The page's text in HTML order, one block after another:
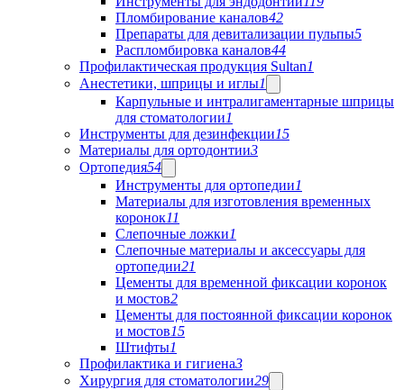
Пломбирование каналов42
Препараты для девитализации пульпы5
Распломбировка каналов44
Профилактическая продукция Sultan1
Анестетики, шприцы и иглы1
Карпульные и интралигаментарные шприцы
для стоматологии1
Инструменты для дезинфекции15
Материалы для ортодонтии3
Ортопедия54
Инструменты для ортопедии1
Материалы для изготовления временных
коронок11
Слепочные ложки1
Слепочные материалы и аксессуары для
ортопедии21
Цементы для временной фиксации коронок
и мостов2
Цементы для постоянной фиксации коронок
и мостов15
Штифты1
Профилактика и гигиена3
Хирургия для стоматологии29